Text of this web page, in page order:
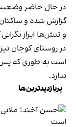
در حال حاضر
گزارش شده و
و تنش‌ها ابراز
در روستای کوجان
است به طوری که پس
ندارد.
پربازدیدترین‌ها